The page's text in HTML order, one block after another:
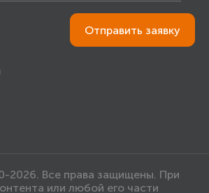
Отправить заявку
2026. Все права защищены. При
или любой его части